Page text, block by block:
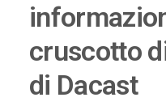
cruscotto
di Dacast